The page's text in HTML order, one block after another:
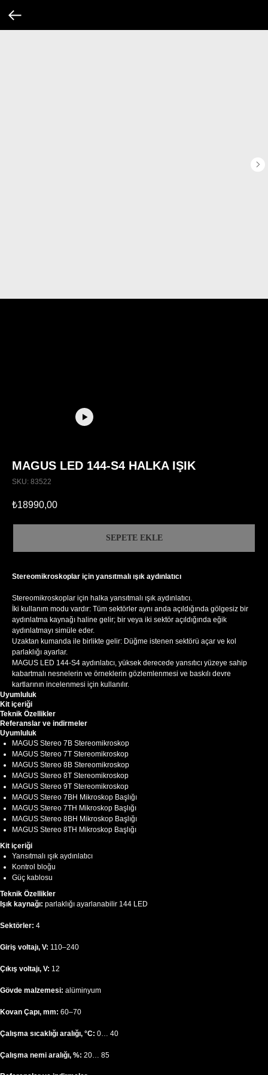
MAGUS LED 144-S4 HALKA IŞIK
SKU: 83522
₺18990,00
SEPETE EKLE
Stereomikroskoplar için yansıtmalı ışık aydınlatıcı
Stereomikroskoplar için halka yansıtmalı ışık aydınlatıcı.
İki kullanım modu vardır: Tüm sektörler aynı anda açıldığında gölgesiz bir
aydınlatma kaynağı haline gelir; bir veya iki sektör açıldığında eğik
aydınlatmayı simüle eder.
Uzaktan kumanda ile birlikte gelir: Düğme istenen sektörü açar ve kol
parlaklığı ayarlar.
MAGUS LED 144-S4 aydınlatıcı, yüksek derecede yansıtıcı yüzeye sahip
kabartmalı nesnelerin ve örneklerin gözlemlenmesi ve baskılı devre
kartlarının incelenmesi için kullanılır.
Uyumluluk
Kit içeriği
Teknik Özellikler
Referanslar ve indirmeler
Uyumluluk
MAGUS Stereo 7B Stereomikroskop
MAGUS Stereo 7T Stereomikroskop
MAGUS Stereo 8B Stereomikroskop
MAGUS Stereo 8T Stereomikroskop
MAGUS Stereo 9T Stereomikroskop
MAGUS Stereo 7BH Mikroskop Başlığı
MAGUS Stereo 7TH Mikroskop Başlığı
MAGUS Stereo 8BH Mikroskop Başlığı
MAGUS Stereo 8TH Mikroskop Başlığı
Kit içeriği
Yansıtmalı ışık aydınlatıcı
Kontrol bloğu
Güç kablosu
Teknik Özellikler
Işık kaynağı: parlaklığı ayarlanabilir 144 LED
Sektörler: 4
Giriş voltajı, V: 110–240
Çıkış voltajı, V: 12
Gövde malzemesi: alüminyum
Kovan Çapı, mm: 60–70
Çalışma sıcaklığı aralığı, °C: 0… 40
Çalışma nemi aralığı, %: 20… 85